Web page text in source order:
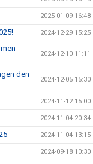
2025-01-09 16:48
2024-12-29 15:25
2024-12-10 11:11
den
2024-12-05 15:30
2024-11-12 15:00
2024-11-04 20:34
2024-11-04 13:15
2024-09-18 10:30